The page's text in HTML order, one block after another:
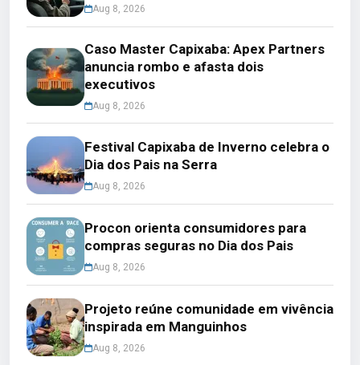
Aug 8, 2026
Caso Master Capixaba: Apex Partners
anuncia rombo e afasta dois
executivos
Aug 8, 2026
Festival Capixaba de Inverno celebra o
Dia dos Pais na Serra
Aug 8, 2026
Procon orienta consumidores para
compras seguras no Dia dos Pais
Aug 8, 2026
Projeto reúne comunidade em vivência
inspirada em Manguinhos
Aug 8, 2026